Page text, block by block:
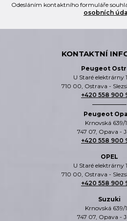
Odesláním kontaktního formuláře
osobních
KONTAKTNÍ
Peugeot
U Staré elektrárny
710 00, Ostrava -
+420 558 900
Peugeot
Krnovská 639/
747 07, Opava -
+420 558 900
OPEL
U Staré elektrárny
710 00, Ostrava -
+420 558 900
Suzuki
Krnovská 639/
747 07, Opava -